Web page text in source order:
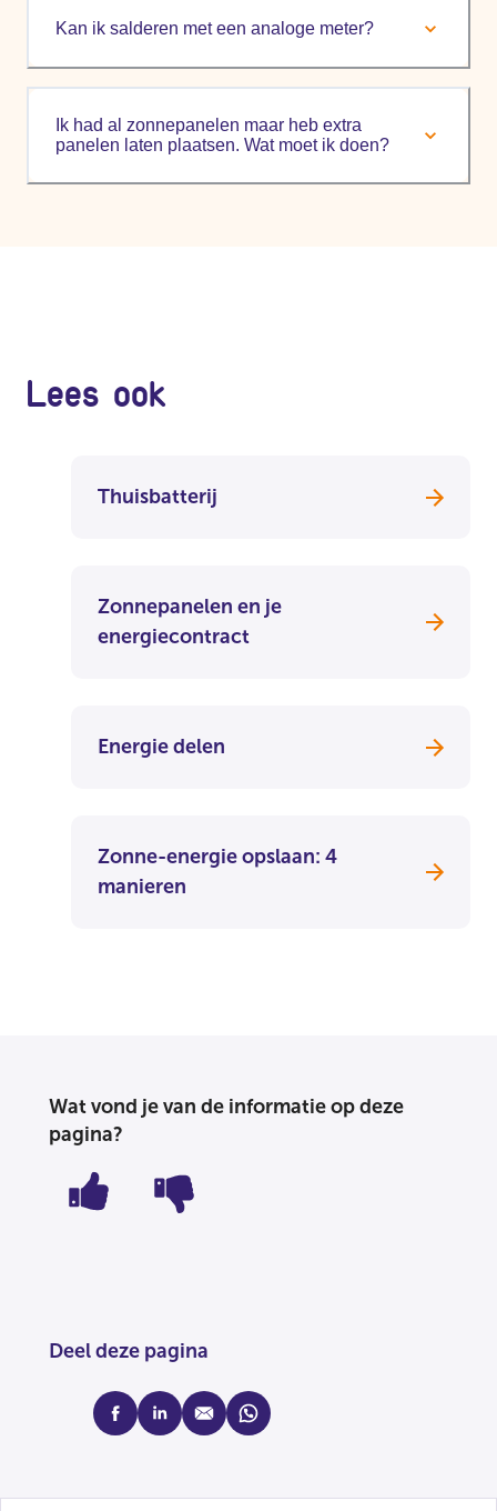
Kan ik salderen met een analoge meter?
Ik had al zonnepanelen maar heb extra
panelen laten plaatsen. Wat moet ik doen?
Lees ook
Thuisbatterij
Zonnepanelen en je
energiecontract
Energie delen
Zonne-energie opslaan: 4
manieren
Wat vond je van de informatie op deze
pagina?
Deel deze pagina
facebooklinkedinmail whatsapp